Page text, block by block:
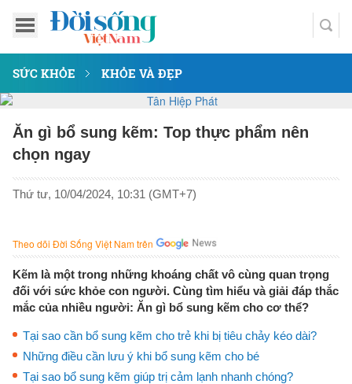
SỨC KHỎE KHỎE VÀ ĐẸP
Ăn gì bổ sung kẽm: Top thực phẩm nên
chọn ngay
Thứ tư, 10/04/2024, 10:31 (GMT+7)
Theo dõi Đời Sống Việt Nam trên
Kẽm là một trong những khoáng chất vô cùng quan trọng
đối với sức khỏe con người. Cùng tìm hiểu và giải đáp thắc
mắc của nhiều người: Ăn gì bổ sung kẽm cho cơ thể?
Tại sao cần bổ sung kẽm cho trẻ khi bị tiêu chảy kéo dài?
Những điều cần lưu ý khi bổ sung kẽm cho bé
Tại sao bổ sung kẽm giúp trị cảm lạnh nhanh chóng?